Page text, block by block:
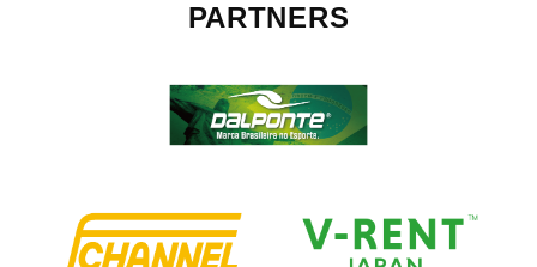
PARTNERS